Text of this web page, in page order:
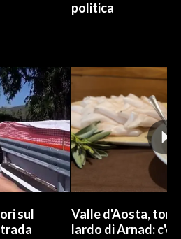
politica
sul
Valle d'Aosta,
lardo di Arnad: c'è